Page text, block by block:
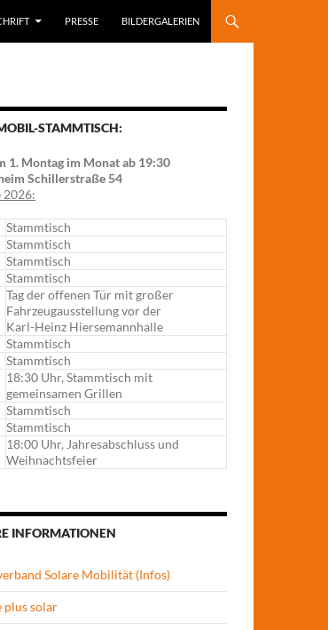
PRESSE BILDERGALERIEN
STAMMTISCH:
1. Montag im Monat ab 19:30
Schillerstraße 54
2026:
Stammtisch
Stammtisch
Stammtisch
Stammtisch
Tag der offenen Tür mit großer
Fahrzeugausstellung vor der
Karl-Heinz Hiersemannhalle
Stammtisch
Stammtisch
18:30 Uhr, Stammtisch mit
gemeinsamen Grillen
Stammtisch
Stammtisch
18:00 Uhr, Jahresabschluss und
Weihnachtsfeier
INFORMATIONEN
Solare Mobilität (Infos)
plus solar